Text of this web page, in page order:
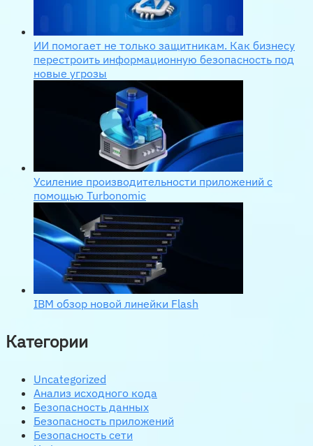
ИИ помогает не только защитникам. Как бизнесу
перестроить информационную безопасность под
новые угрозы
Усиление производительности приложений с
помощью Turbonomic
IBM обзор новой линейки Flash
Категории
Uncategorized
Анализ исходного кода
Безопасность данных
Безопасность приложений
Безопасность сети